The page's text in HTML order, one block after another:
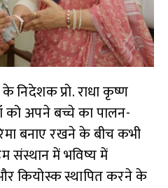
निदेशक प्रो. राधा कृष्ण
को अपने बच्चे का पालन-
बनाए रखने के बीच कभी
संस्थान में भविष्य में
कियोस्क स्थापित करने के